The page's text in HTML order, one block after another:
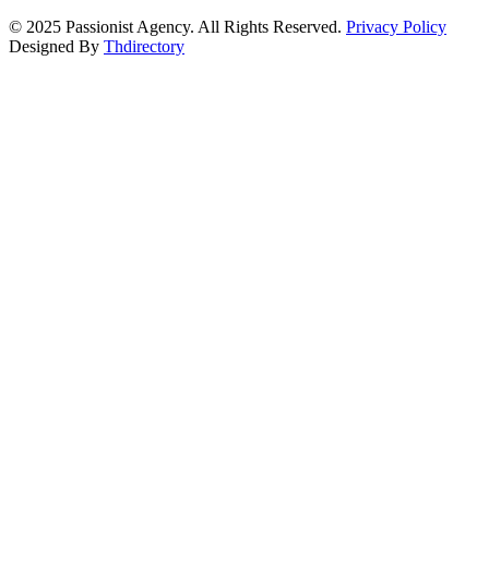
© 2025 Passionist Agency. All Rights Reserved. Privacy Policy
Designed By Thdirectory